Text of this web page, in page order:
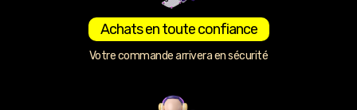
Achats en toute confiance
Votre commande arrivera en sécurité